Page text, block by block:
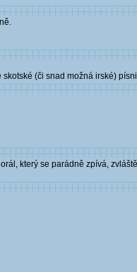
(či snad možná irské)
který se parádně zpívá,